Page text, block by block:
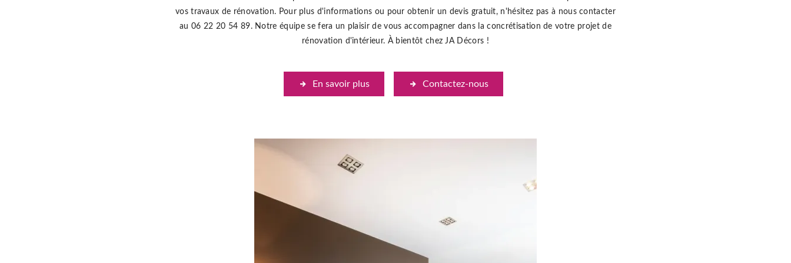
vos travaux de rénovation. Pour plus d'informations ou pour obtenir un devis gratuit, n'hésitez pas à nous contacter
au 06 22 20 54 89. Notre équipe se fera un plaisir de vous accompagner dans la concrétisation de votre projet de
rénovation d'intérieur. À bientôt chez JA Décors !
En savoir plus Contactez-nous